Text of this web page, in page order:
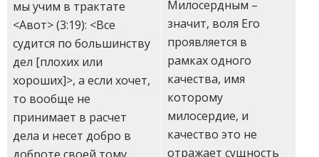
мы учим в трактате
<Авот> (3:19): <Все
судится по большинству
дел [плохих или
хороших]>, а если хочет,
то вообще не
принимает в расчет
дела и несет добро в
Милосердным –
значит, воля Его
проявляется в
рамках одного
качества, имя
которому
милосердие, и
качество это не
отражает сущность